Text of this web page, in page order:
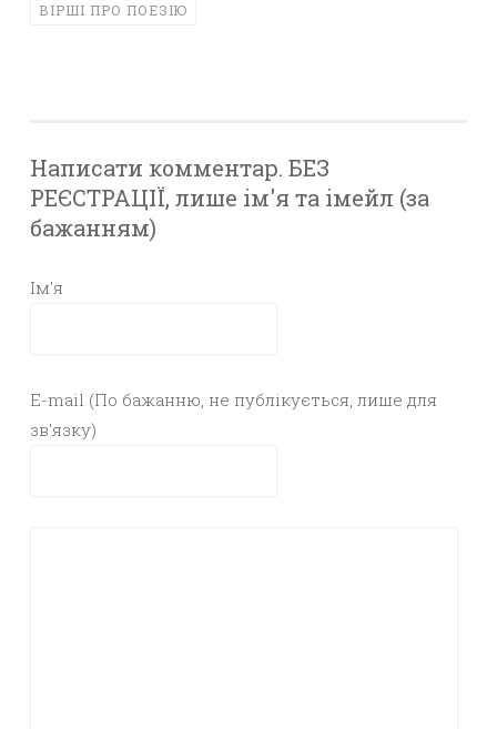
ВІРШІ ПРО ПОЕЗІЮ
Написати комментар. БЕЗ
РЕЄСТРАЦІЇ, лише ім'я та імейл (за
бажанням)
Ім'я
E-mail (По бажанню, не публікується, лише для
зв'язку)